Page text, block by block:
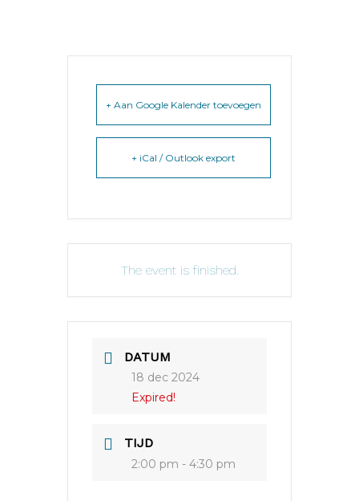
+ Aan Google Kalender toevoegen
+ iCal / Outlook export
The event is finished.
DATUM
18 dec 2024
Expired!
TIJD
2:00 pm - 4:30 pm